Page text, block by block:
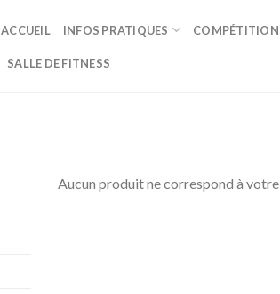
ACCUEIL INFOS PRATIQUES
SALLE DE FITNESS
Aucun produit ne correspond à